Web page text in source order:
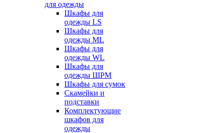
для одежды
Шкафы для
одежды LS
Шкафы для
одежды ML
Шкафы для
одежды WL
Шкафы для
одежды ШРМ
Шкафы для сумок
Скамейки и
подставки
Комплектующие
шкафов для
одежды